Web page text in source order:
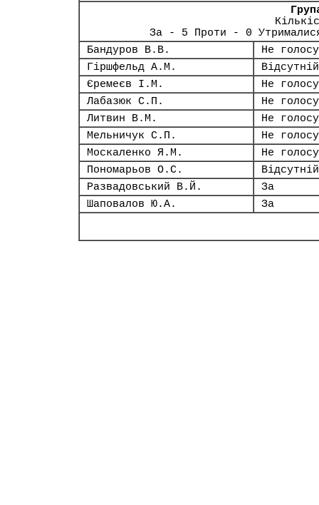
За - 5 Проти - 0
Бандуров В.В.
Не
Гіршфельд А.М.
Відсутній
Єремеєв І.М.
Не
Лабазюк С.П.
Не
Литвин В.М.
Не
Мельничук С.П.
Не
Москаленко Я.М.
Не
Пономарьов О.С.
Відсутній
Развадовський В.Й.
За
Шаповалов Ю.А.
За